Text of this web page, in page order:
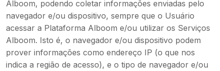
Alboom, podendo coletar informações enviadas pelo
navegador e/ou dispositivo, sempre que o Usuário
acessar a Plataforma Alboom e/ou utilizar os Serviços
Alboom. Isto é, o navegador e/ou dispositivo podem
prover informações como endereço IP (o que nos
indica a região de acesso), e o tipo de navegador e/ou